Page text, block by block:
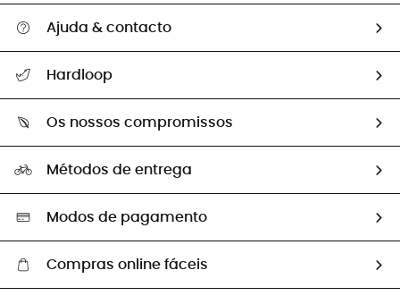
Ajuda & contacto
Devoluções e reembolsos
Guia de tamanhos
Trocas & Devoluções
Hardloop
Os nossos embaixadores
Os nossos compromissos
Seleção eco-responsável
Métodos de entrega
Modos de pagamento
Compras online fáceis